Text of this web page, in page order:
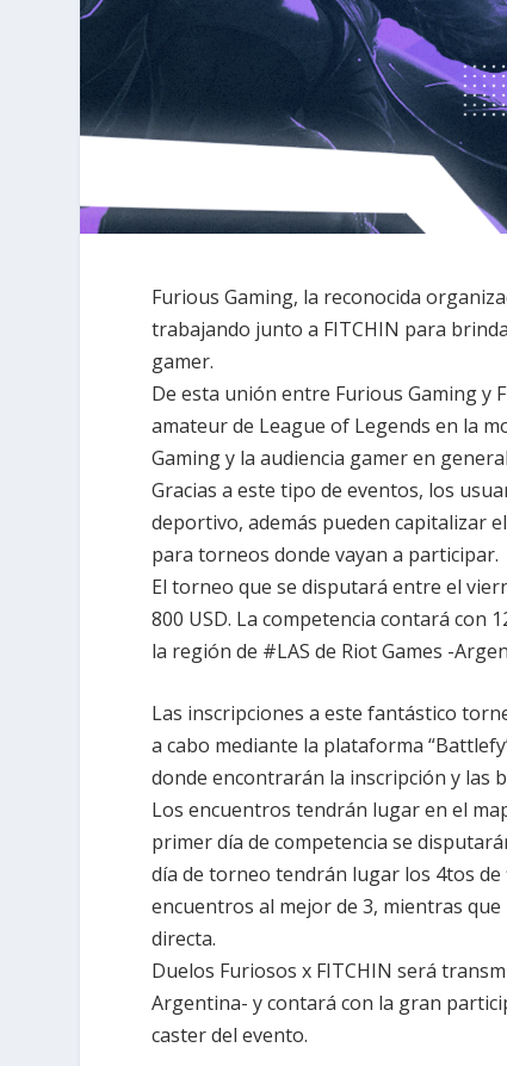
Furious Gaming, la reconocida
trabajando junto a FITCHIN para
gamer.
De esta unión entre Furious Gaming y
amateur de League of Legends en la
Gaming y la audiencia gamer en
Gracias a este tipo de eventos, los
deportivo, además pueden capitalizar
para torneos donde vayan a participar.
El torneo que se disputará entre el
800 USD. La competencia contará con
la región de #LAS de Riot Games -
Las inscripciones a este fantástico
a cabo mediante la plataforma
donde encontrarán la inscripción y las
Los encuentros tendrán lugar en el
primer día de competencia se
día de torneo tendrán lugar los 4tos
encuentros al mejor de 3, mientras
directa.
Duelos Furiosos x FITCHIN será
Argentina- y contará con la gran
caster del evento.